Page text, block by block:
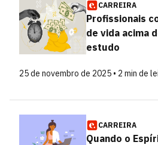
CARREIRA
Profissionais
de vida acima
estudo
25 de novembro de 2025 • 2 min de
CARREIRA
Quando o